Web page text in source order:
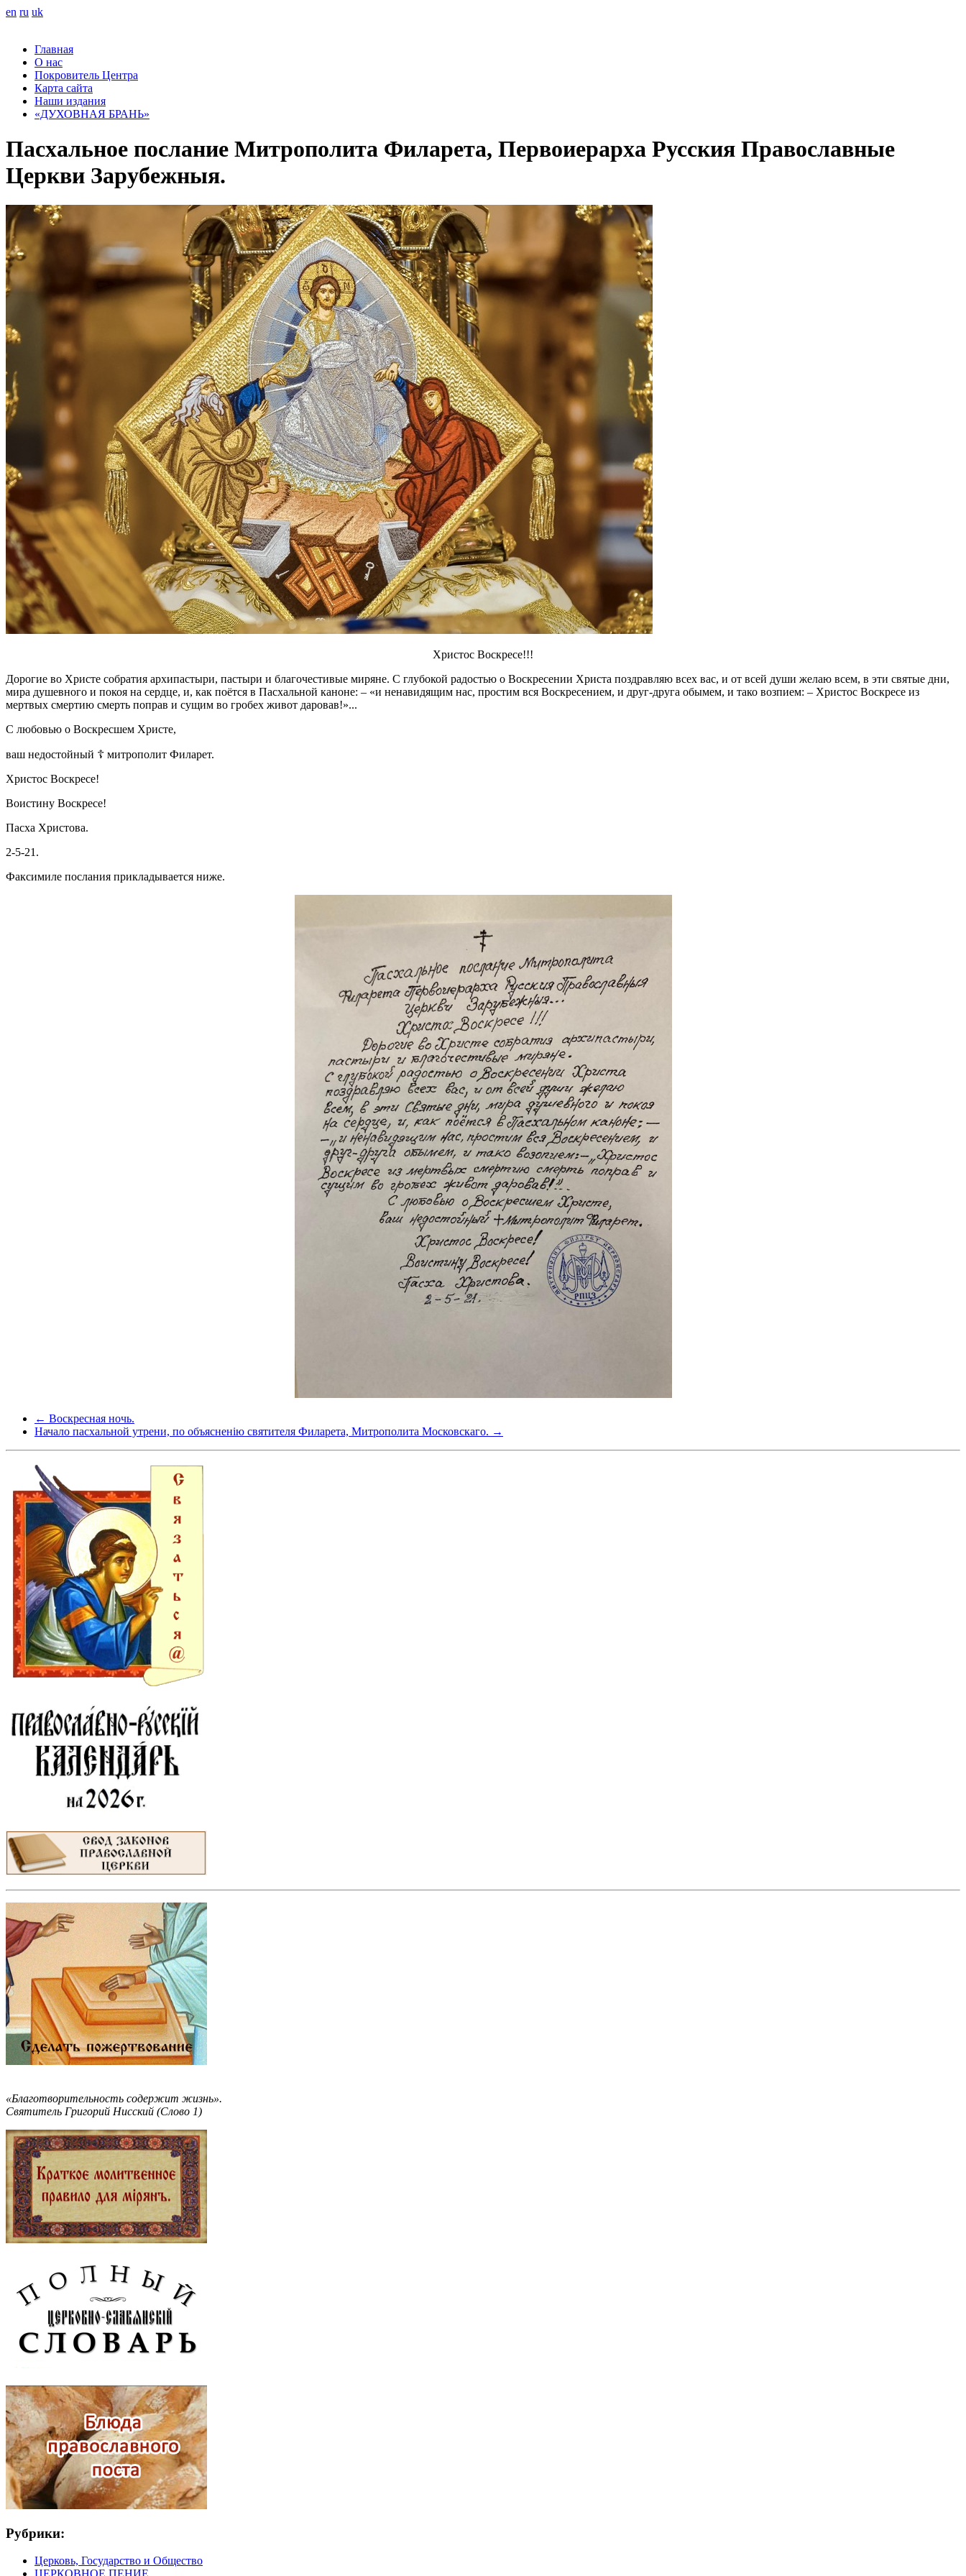
en ru uk
Главная
О нас
Покровитель Центра
Карта сайта
Наши издания
«ДУХОВНАЯ БРАНЬ»
Пасхальное послание Митрополита Филарета, Первоиерарха Русския Православные
Церкви Зарубежныя.
Христос Воскресе!!!
Дорогие во Христе собратия архипастыри, пастыри и благочестивые миряне. С глубокой радостью о Воскресении Христа поздравляю всех вас, и от всей души желаю всем, в эти святые дни,
мира душевного и покоя на сердце, и, как поётся в Пасхальной каноне: – «и ненавидящим нас, простим вся Воскресением, и друг-друга обымем, и тако возпием: – Христос Воскресе из
мертвых смертию смерть поправ и сущим во гробех живот даровав!»...
С любовью о Воскресшем Христе,
ваш недостойный ☦ митрополит Филарет.
Христос Воскресе!
Воистину Воскресе!
Пасха Христова.
2-5-21.
Факсимиле послания прикладывается ниже.
← Воскресная ночь.
Начало пасхальной утрени, по объясненію святителя Филарета, Митрополита Московскаго. →
«Благотворительность содержит жизнь».
Святитель Григорий Нисский (Слово 1)
Рубрики:
Церковь, Государство и Общество